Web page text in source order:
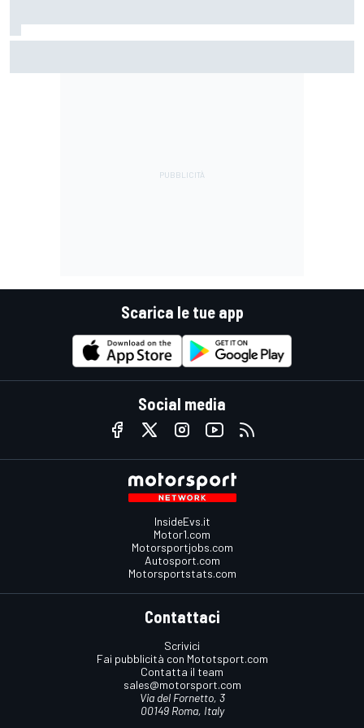
Scarica le tue app
Social media
InsideEvs.it
Motor1.com
Motorsportjobs.com
Autosport.com
Motorsportstats.com
Contattaci
Scrivici
Fai pubblicità con Mototsport.com
Contatta il team
sales@motorsport.com
Via del Fornetto, 3
00149 Roma, Italy